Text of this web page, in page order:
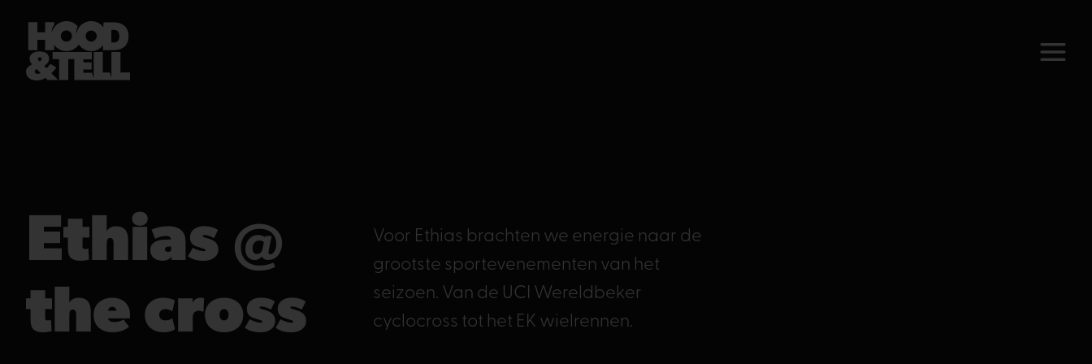
Ethias @
the cross
Voor Ethias brachten we energie naar de
grootste sportevenementen van het
seizoen. Van de UCI Wereldbeker
cyclocross tot het EK wielrennen.